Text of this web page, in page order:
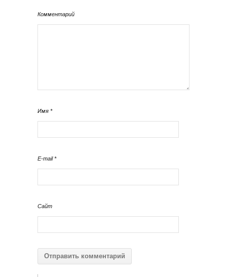
Комментарий
Имя *
E-mail*
Сайт